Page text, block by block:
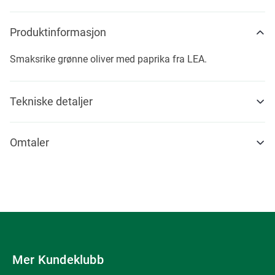
Produktinformasjon
Smaksrike grønne oliver med paprika fra LEA.
Tekniske detaljer
Omtaler
Mer Kundeklubb